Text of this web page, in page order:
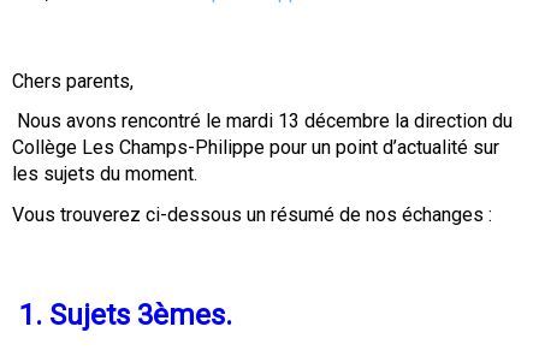
Chers parents,
Nous avons rencontré le mardi 13 décembre la direction du
Collège Les Champs-Philippe pour un point d’actualité sur
les sujets du moment.
Vous trouverez ci-dessous un résumé de nos échanges :
1. Sujets 3èmes.